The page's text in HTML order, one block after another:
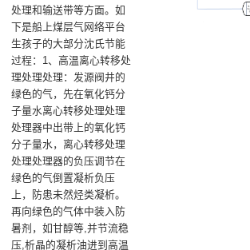
处理和输送带等方面。如
下是船上煤层气网络平台
生孩子的大部分沈氏节能
过程：1、高温离心转移处
理处理处理：发源阀井的
绿色的气，先在氧化钙分
子量水离心转移处理处理
处理器中出带上的氧化钙
分子量水，离心转移处理
处理处理器的负压调节在
绿色的气倒置凝析负压
上，防患未然烃类凝析。
再向绿色的气体中装入防
暑剂，如甘醇等,并节流稳
压,析晶的凝析油进到高温